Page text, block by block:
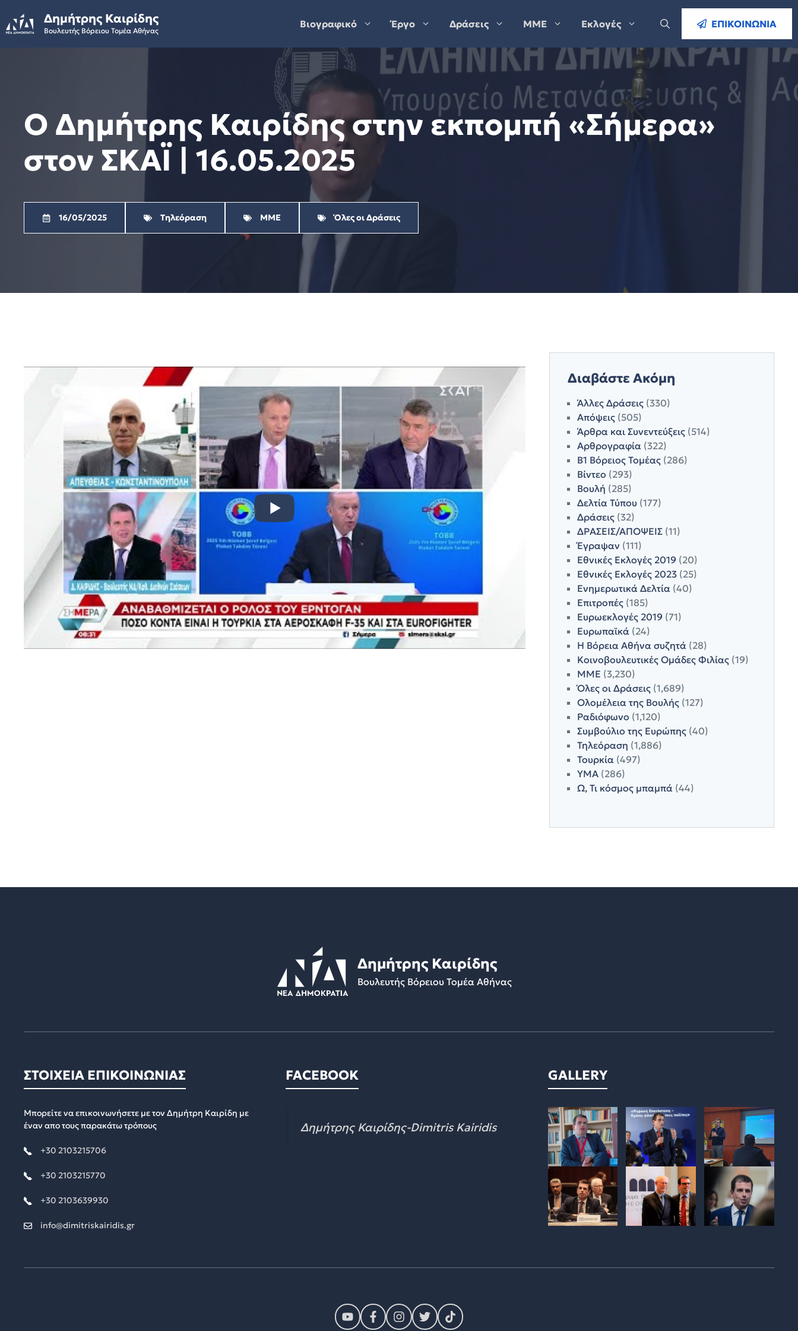
to
content
Δημήτρης Καιρίδης
Βουλευτής Βόρειου Τομέα Αθήνας
Βιογραφικό Έργο Δράσεις ΜΜΕ Εκλογές ΕΠΙΚΟΙΝΩΝΙΑ
Ο Δημήτρης Καιρίδης στην εκπομπή «Σήμερα»
στον ΣΚΑΪ | 16.05.2025
16/05/2025 Τηλεόραση ΜΜΕ Όλες οι Δράσεις
Διαβάστε Ακόμη
Άλλες Δράσεις(330)
Απόψεις(505)
Άρθρα και Συνεντεύξεις(514)
Αρθρογραφία(322)
Β1 Βόρειος Τομέας(286)
Βίντεο (293)
Βουλή (285)
Δελτία Τύπου(177)
Δράσεις(32)
ΔΡΑΣΕΙΣ/ΑΠΟΨΕΙΣ(11)
Έγραψαν (111)
Εθνικές Εκλογές 2019 (20)
Εθνικές Εκλογές 2023(25)
Ενημερωτικά Δελτία(40)
Επιτροπές(185)
Ευρωεκλογές 2019 (71)
Ευρωπαϊκά(24)
Η Βόρεια Αθήνα συζητά(28)
Κοινοβουλευτικές Ομάδες Φιλίας(19)
ΜΜΕ (3,230)
Όλες οι Δράσεις(1,689)
Ολομέλεια της Βουλής(127)
Ραδιόφωνο (1,120)
Συμβούλιο της Ευρώπης(40)
Τηλεόραση (1,886)
Τουρκία(497)
ΥΜΑ(286)
Ω, Τι κόσμος μπαμπά(44)
Δημήτρης Καιρίδης
Βουλευτής Βόρειου Τομέα Αθήνας
ΣΤΟΙΧΕΙΑ ΕΠΙΚΟΙΝΩΝΙΑΣ
Μπορείτε να επικοινωνήσετε με τον Δημήτρη Καιρίδη με
έναν απο τους παρακάτω τρόπους
+30 2103215706
+30 2103215770
+30 2103639930
info@dimitriskairidis.gr
FACEBOOK
Δημήτρης Καιρίδης-Dimitris Kairidis
GALLERY